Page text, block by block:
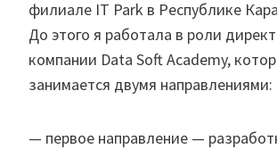
филиале IT Park в Республике
До этого я работала в роли
компании Data Soft Academy,
занимается двумя направлениями:
— первое направление —